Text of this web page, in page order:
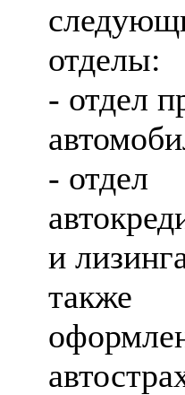
отделы:
- отдел
- отдел
и
также